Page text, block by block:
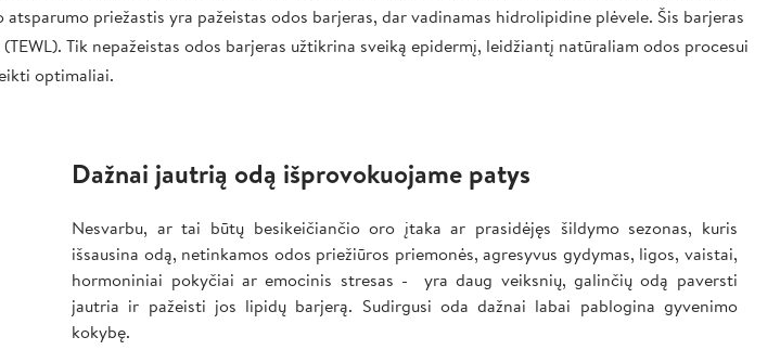
priežastis yra pažeistas odos barjeras, dar vadinamas hidrolipidine plėvele. Šis barjeras
Tik nepažeistas odos barjeras užtikrina sveiką epidermį, leidžiantį natūraliam odos procesui
optimaliai.
Dažnai jautrią odą išprovokuojame patys
Nesvarbu, ar tai būtų besikeičiančio oro įtaka ar prasidėjęs šildymo sezonas, kuris
išsausina odą, netinkamos odos priežiūros priemonės, agresyvus gydymas, ligos, vaistai,
hormoniniai pokyčiai ar emocinis stresas - yra daug veiksnių, galinčių odą paversti
jautria ir pažeisti jos lipidų barjerą. Sudirgusi oda dažnai labai pablogina gyvenimo
kokybę.